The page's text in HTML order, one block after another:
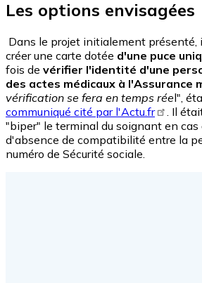
Les options envisagées
Dans le projet initialement présenté,
créer une carte dotée d'une puce
fois de vérifier l'identité d'une
des actes médicaux à l'Assurance
vérification se fera en temps réel",
communiqué cité par l'Actu.fr
. Il
"biper" le terminal du soignant en cas
d'absence de compatibilité entre la
numéro de Sécurité sociale.